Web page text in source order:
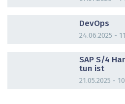
DevOps
24.06.2025 -
SAP S/4
tun ist
21.05.2025 -